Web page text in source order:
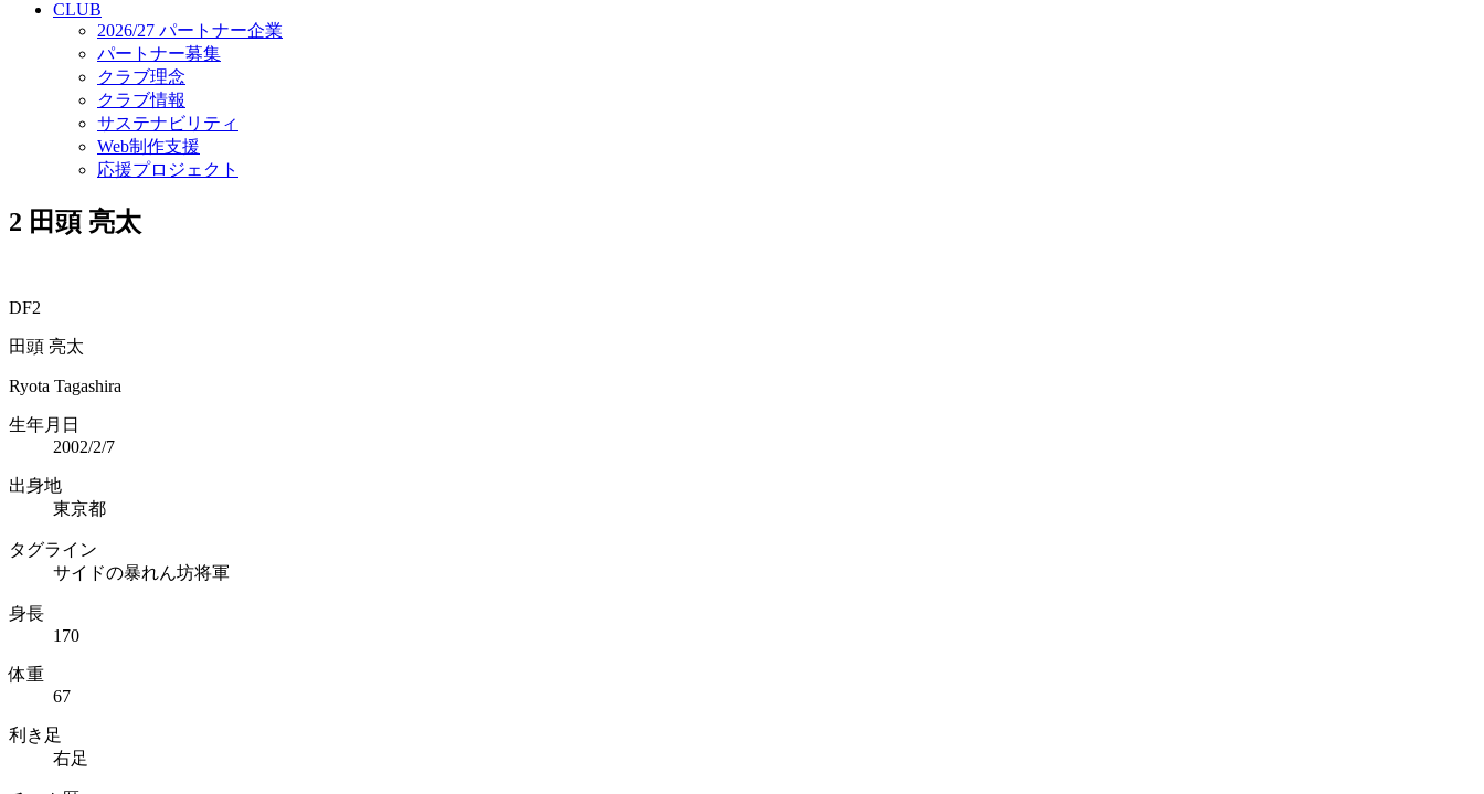
CLUB
2026/27 パートナー企業
パートナー募集
クラブ理念
クラブ情報
サステナビリティ
Web制作支援
応援プロジェクト
2 田頭 亮太
DF2
田頭 亮太
Ryota Tagashira
生年月日
2002/2/7
出身地
東京都
タグライン
サイドの暴れん坊将軍
身長
170
体重
67
利き足
右足